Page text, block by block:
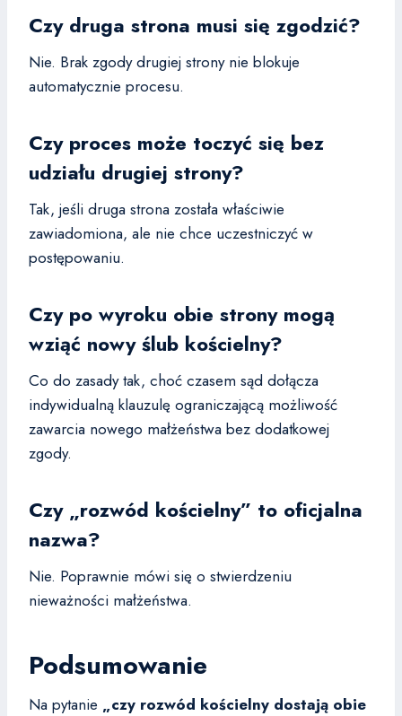
Czy druga strona musi się zgodzić?
Nie. Brak zgody drugiej strony nie blokuje
automatycznie procesu.
Czy proces może toczyć się bez
udziału drugiej strony?
Tak, jeśli druga strona została właściwie
zawiadomiona, ale nie chce uczestniczyć w
postępowaniu.
Czy po wyroku obie strony mogą
wziąć nowy ślub kościelny?
Co do zasady tak, choć czasem sąd dołącza
indywidualną klauzulę ograniczającą możliwość
zawarcia nowego małżeństwa bez dodatkowej
zgody.
Czy „rozwód kościelny” to oficjalna
nazwa?
Nie. Poprawnie mówi się o stwierdzeniu
nieważności małżeństwa.
Podsumowanie
Na pytanie „czy rozwód kościelny dostają obie